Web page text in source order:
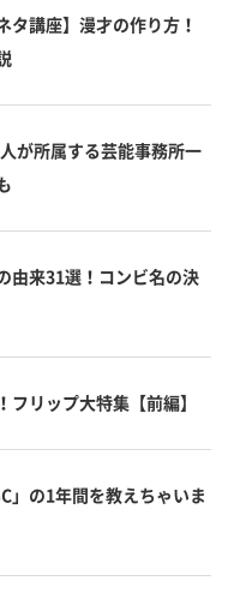
タ講座】漫才の作り方！
が所属する芸能事務所一
由来31選！コンビ名の決
フリップ大特集【前編】
」の1年間を教えちゃいま